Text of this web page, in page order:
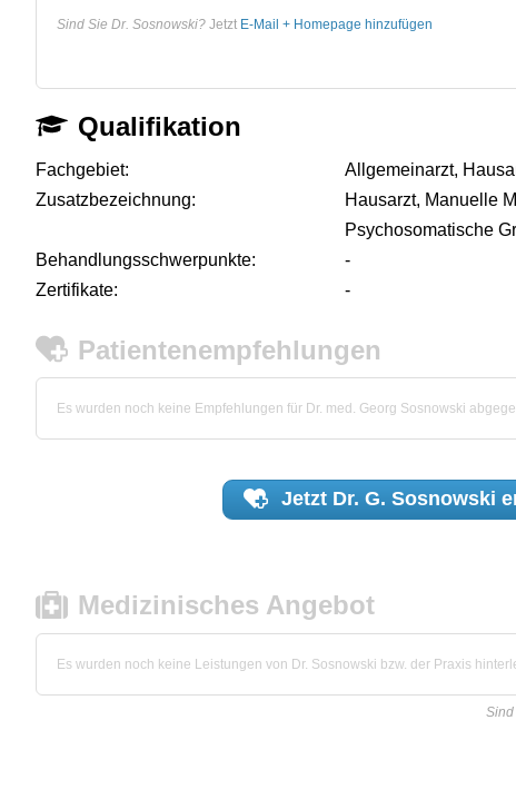
Sind Sie Dr. Sosnowski? Jetzt E-Mail + Homepage hinzufügen
Qualifikation
Fachgebiet:
Allgemeinarzt,
Zusatzbezeichnung:
Hausarzt, Manuelle
Psychosomatische
Behandlungsschwerpunkte:
-
Zertifikate:
-
Patientenempfehlungen
Es wurden noch keine Empfehlungen für Dr. med. Georg Sosnowski
Jetzt Dr. G. Sosnowski
Medizinisches Angebot
Es wurden noch keine Leistungen von Dr. Sosnowski bzw. der Praxis
Sind